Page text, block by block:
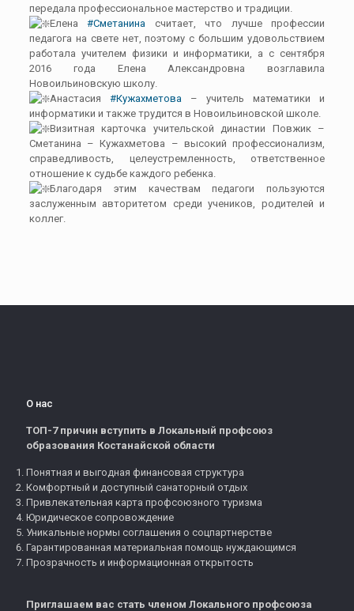
передала профессиональное мастерство и традиции.
Елена#Сметанина считает, что лучше профессии
педагога на свете нет, поэтому с большим удовольствием
работала учителем физики и информатики, а с сентября
2016 года Елена Александровна возглавила
Новоильиновскую школу.
Анастасия #Кужахметова– учитель математики и
информатики и также трудится в Новоильиновской школе.
Визитная карточка учительской династии Повжик –
Сметанина – Кужахметова – высокий профессионализм,
справедливость, целеустремленность, ответственное
отношение к судьбе каждого ребенка.
Благодаря этим качествам педагоги пользуются
заслуженным авторитетом среди учеников, родителей и
коллег.
О нас
ТОП-7 причин вступить в Локальный профсоюз
образования Костанайской области
Понятная и выгодная финансовая структура
Комфортный и доступный санаторный отдых
Привлекательная карта профсоюзного туризма
Юридическое сопровождение
Уникальные нормы соглашения о соцпартнерстве
Гарантированная материальная помощь нуждающимся
Прозрачность и информационная открытость
Приглашаем вас стать членом Локального профсоюза